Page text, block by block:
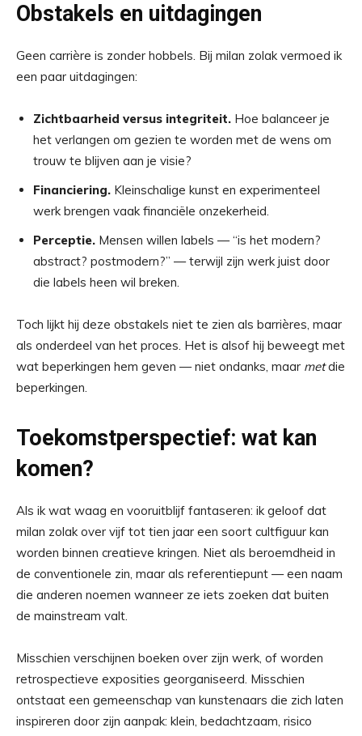
Obstakels en uitdagingen
Geen carrière is zonder hobbels. Bij milan zolak vermoed ik
een paar uitdagingen:
Zichtbaarheid versus integriteit. Hoe balanceer je
het verlangen om gezien te worden met de wens om
trouw te blijven aan je visie?
Financiering. Kleinschalige kunst en experimenteel
werk brengen vaak financiële onzekerheid.
Perceptie. Mensen willen labels — “is het modern?
abstract? postmodern?” — terwijl zijn werk juist door
die labels heen wil breken.
Toch lijkt hij deze obstakels niet te zien als barrières, maar
als onderdeel van het proces. Het is alsof hij beweegt met
wat beperkingen hem geven — niet ondanks, maar metdie
beperkingen.
Toekomstperspectief: wat kan
komen?
Als ik wat waag en vooruitblijf fantaseren: ik geloof dat
milan zolak over vijf tot tien jaar een soort cultfiguur kan
worden binnen creatieve kringen. Niet als beroemdheid in
de conventionele zin, maar als referentiepunt — een naam
die anderen noemen wanneer ze iets zoeken dat buiten
de mainstream valt.
Misschien verschijnen boeken over zijn werk, of worden
retrospectieve exposities georganiseerd. Misschien
ontstaat een gemeenschap van kunstenaars die zich laten
inspireren door zijn aanpak: klein, bedachtzaam, risico